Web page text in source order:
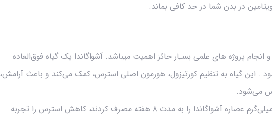
در بدن شما در حد کافی بماند.
پروژه های علمی بسیار حائز اهمیت میباشد. آشواگاندا یک گیاه فوق‌العاده
گیاه به تنظیم کورتیزول، هورمون اصلی استرس، کمک می‌کند و باعث آرامش،
می‌شود.
در یک مطالعه کوچک، افرادی که ۲۵۰ تا ۶۰۰ میلی‌گرم عصاره آشواگاندا را به مدت ۸ هفته مصرف کردند، کاهش استرس را تجربه